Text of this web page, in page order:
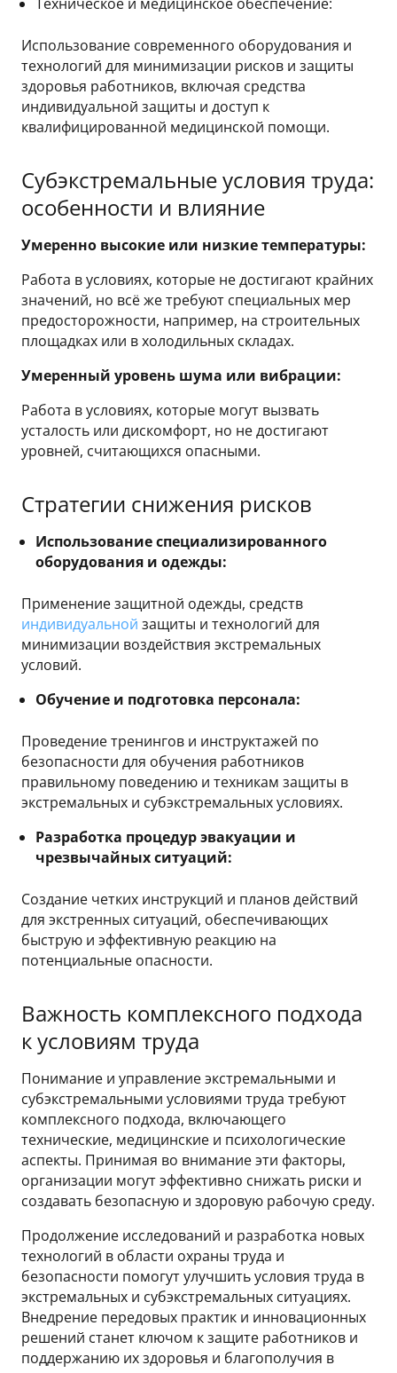
Использование современного оборудования и
технологий для минимизации рисков и защиты
здоровья работников, включая средства
индивидуальной защиты и доступ к
квалифицированной медицинской помощи.
Субэкстремальные условия труда:
особенности и влияние
Умеренно высокие или низкие температуры:
Работа в условиях, которые не достигают крайних
значений, но всё же требуют специальных мер
предосторожности, например, на строительных
площадках или в холодильных складах.
Умеренный уровень шума или вибрации:
Работа в условиях, которые могут вызвать
усталость или дискомфорт, но не достигают
уровней, считающихся опасными.
Стратегии снижения рисков
Использование специализированного
оборудования и одежды:
Применение защитной одежды, средств
индивидуальной защиты и технологий для
минимизации воздействия экстремальных
условий.
Обучение и подготовка персонала:
Проведение тренингов и инструктажей по
безопасности для обучения работников
правильному поведению и техникам защиты в
экстремальных и субэкстремальных условиях.
Разработка процедур эвакуации и
чрезвычайных ситуаций:
Создание четких инструкций и планов действий
для экстренных ситуаций, обеспечивающих
быструю и эффективную реакцию на
потенциальные опасности.
Важность комплексного подхода
к условиям труда
Понимание и управление экстремальными и
субэкстремальными условиями труда требуют
комплексного подхода, включающего
технические, медицинские и психологические
аспекты. Принимая во внимание эти факторы,
организации могут эффективно снижать риски и
создавать безопасную и здоровую рабочую среду.
Продолжение исследований и разработка новых
технологий в области охраны труда и
безопасности помогут улучшить условия труда в
экстремальных и субэкстремальных ситуациях.
Внедрение передовых практик и инновационных
решений станет ключом к защите работников и
поддержанию их здоровья и благополучия в